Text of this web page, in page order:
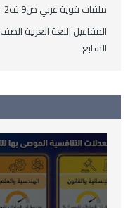
ملفات قوية عربي ص9 ف2
المفاعيل اللغة العربية الصف
السابع